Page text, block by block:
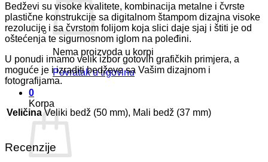
Nema proizvoda u korpi
Povratak u trgovinu
0
Korpa
Bedževi su visoke kvalitete, kombinacija metalne i čvrste
plastične konstrukcije sa digitalnom štampom dizajna visoke
rezolucije i sa čvrstom folijom koja slici daje sjaj i štiti je od
oštećenja te sigurnosnom iglom na poleđini.
U ponudi imamo velik izbor gotovih grafičkih primjera, a
moguće je i izraditi bedževe sa Vašim dizajnom i
fotografijama.
Veličina Veliki bedž (50 mm), Mali bedž (37 mm)
Recenzije